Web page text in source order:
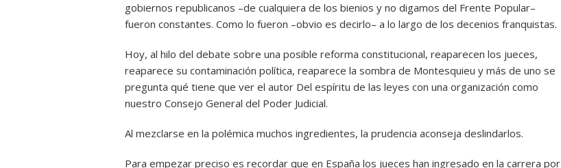
gobiernos republicanos –de cualquiera de los bienios y no digamos del Frente Popular–
fueron constantes. Como lo fueron –obvio es decirlo– a lo largo de los decenios franquistas.
Hoy, al hilo del debate sobre una posible reforma constitucional, reaparecen los jueces,
reaparece su contaminación política, reaparece la sombra de Montesquieu y más de uno se
pregunta qué tiene que ver el autor Del espíritu de las leyes con una organización como
nuestro Consejo General del Poder Judicial.
Al mezclarse en la polémica muchos ingredientes, la prudencia aconseja deslindarlos.
Para empezar preciso es recordar que en España los jueces han ingresado en la carrera por